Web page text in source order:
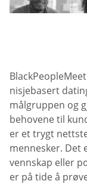
nisjebasert
målgruppen og
behovene til
er et trygt
mennesker. Det
vennskap eller
er på tide å